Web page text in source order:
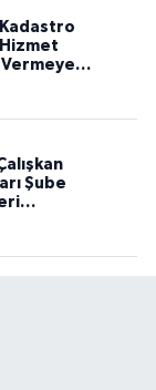
Vermeye
Şube